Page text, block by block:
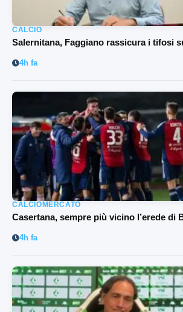
CALCIO
Salernitana, Faggiano rassicura i tifosi
4h fa
CALCIOMERCATO
Casertana, sempre più vicino l’erede di
4h fa